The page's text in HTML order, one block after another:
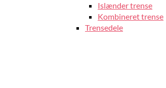
Islænder trense
Kombineret trense
Trensedele